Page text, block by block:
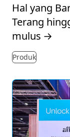
Hal yang
Terang
mulus →
Produk